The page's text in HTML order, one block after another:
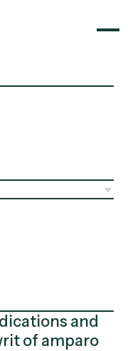
and
of amparo